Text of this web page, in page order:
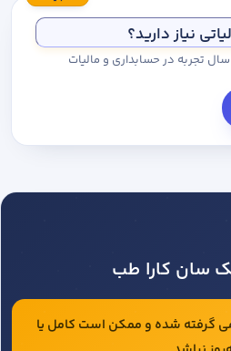
نیاز دارید؟
حَصین حاسب — بیش از ۲۵ سال تجربه در حسابداری و مالیات
سان کارا طب
گرفته شده و ممکن است کامل یا